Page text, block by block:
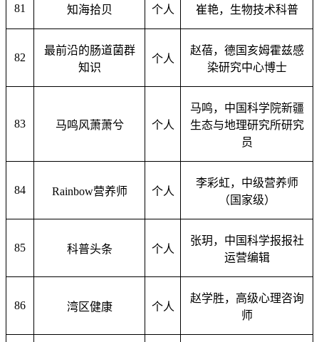
81 知海拾贝 个人 崔艳，生物技术科普
82
最前沿的肠道菌群
知识
个人
赵蓓，德国亥姆霍兹感
染研究中心博士
83 马鸣风萧萧兮 个人
马鸣，中国科学院新疆
生态与地理研究所研究
员
84 Rainbow营养师 个人
李彩虹，中级营养师
（国家级）
85 科普头条 个人
张玥，中国科学报报社
运营编辑
86 湾区健康 个人
赵学胜，高级心理咨询
师